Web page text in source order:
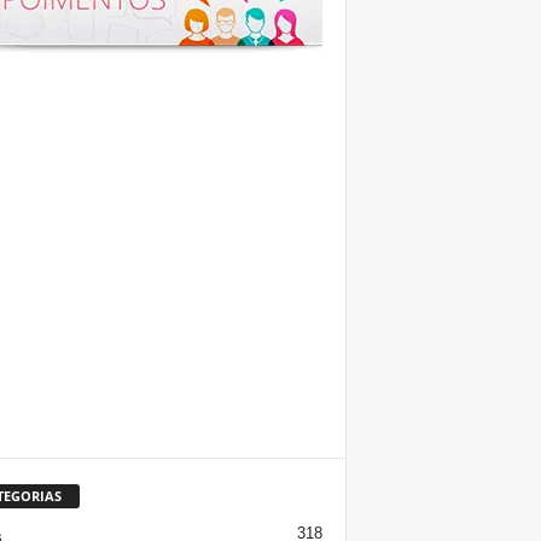
318